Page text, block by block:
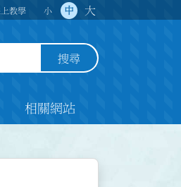
教學 小 中 大
搜尋
相關網站